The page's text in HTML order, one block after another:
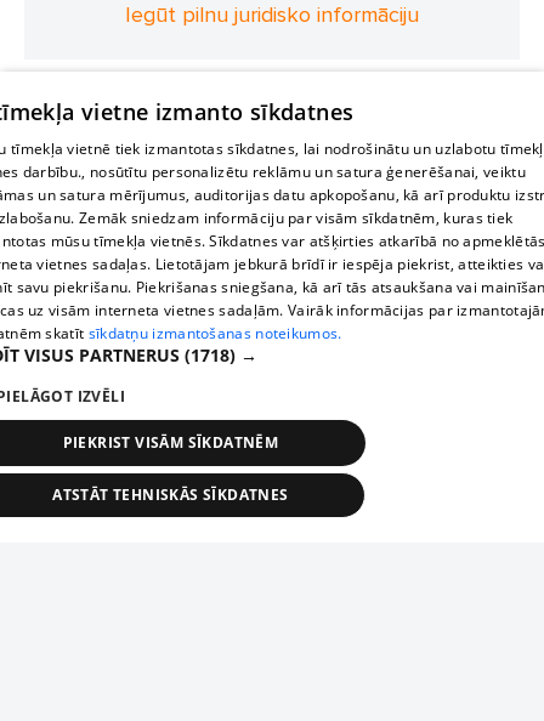
Iegūt pilnu juridisko informāciju
vietne izmanto sīkdatnes
tīmekļa vietnē tiek izmantotas sīkdatnes, lai nodrošinātu un uzlabotu
darbību., nosūtītu personalizētu reklāmu un satura ģenerēšanai, veiktu
un satura mērījumus, auditorijas datu apkopošanu, kā arī produktu
Zemāk sniedzam informāciju par visām sīkdatnēm, kuras tiek
mūsu tīmekļa vietnēs. Sīkdatnes var atšķirties atkarībā no
vietnes sadaļas. Lietotājam jebkurā brīdī ir iespēja piekrist, atteikties
savu piekrišanu. Piekrišanas sniegšana, kā arī tās atsaukšana vai
uz visām interneta vietnes sadaļām. Vairāk informācijas par
skatīt sīkdatņu izmantošanas noteikumos.
VISUS PARTNERUS (1718) →
IZVĒLI
PIEKRIST VISĀM SĪKDATNĒM
ATSTĀT TEHNISKĀS SĪKDATNES